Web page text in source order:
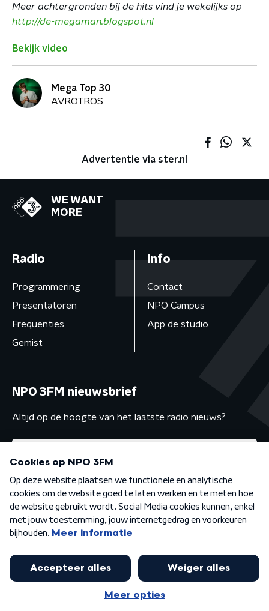
Meer achtergronden bij de hits vind je wekelijks op
http://de-megaman.blogspot.nl
Bekijk video
Mega Top 30
AVROTROS
Advertentie via ster.nl
WE WANT
MORE
Radio
Programmering
Presentatoren
Frequenties
Gemist
Info
Contact
NPO Campus
App de studio
NPO 3FM nieuwsbrief
Altijd op de hoogte van het laatste radio nieuws?
Algemene voorwaarden Privacybeleid